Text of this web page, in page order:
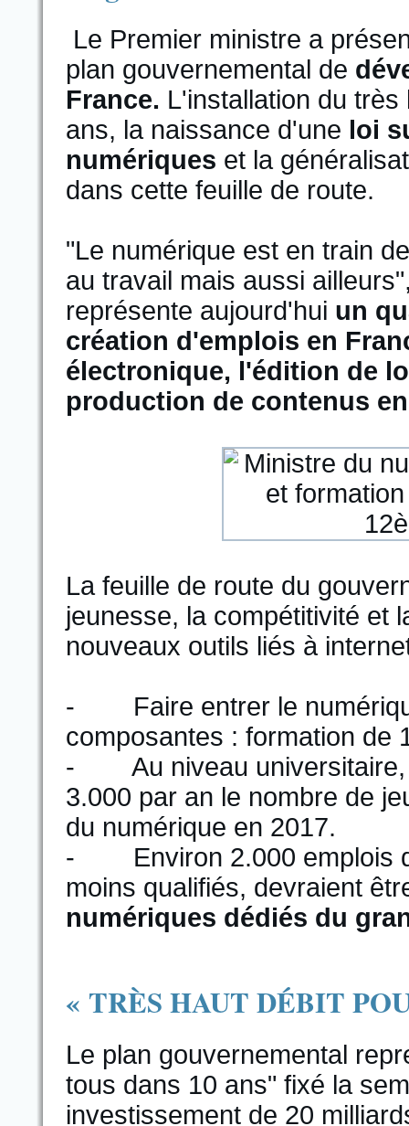
Le Premier ministre a
plan gouvernemental de
France. L'installation du
ans, la naissance d'une loi
numériques et la
dans cette feuille de route.
"Le numérique est en train
au travail mais aussi
représente aujourd'hui un
création d'emplois en
électronique, l'édition de
production de contenus
La feuille de route du
jeunesse, la compétitivité et
nouveaux outils liés à
- Faire entrer le
composantes : formation de
- Au niveau universitaire,
3.000 par an le nombre de
du numérique en 2017.
- Environ 2.000 emplois
moins qualifiés, devraient
numériques dédiés du
« TRÈS HAUT DÉBIT
Le plan gouvernemental
tous dans 10 ans" fixé la
investissement de 20